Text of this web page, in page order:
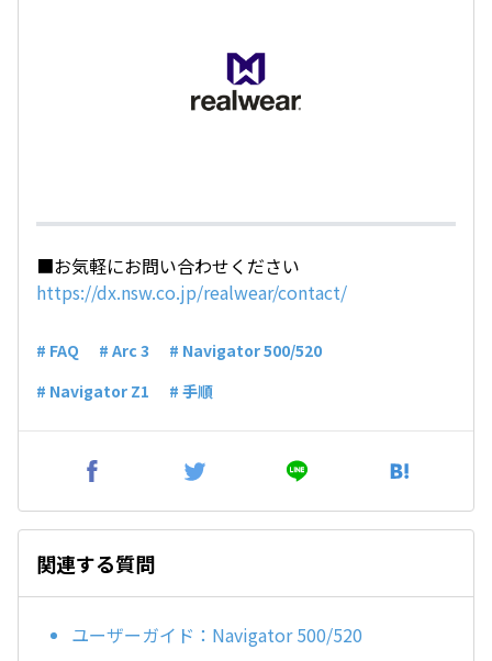
■お気軽にお問い合わせください
https://dx.nsw.co.jp/realwear/contact/
# FAQ # Arc 3
# Navigator 500/520
# Navigator Z1
# 手順
関連する質問
ユーザーガイド：Navigator 500/520